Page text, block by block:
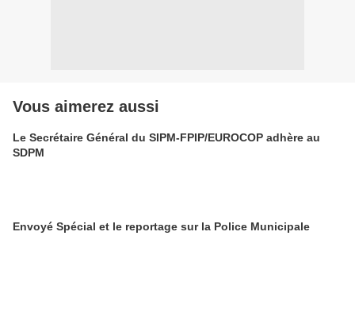
Vous aimerez aussi
Le Secrétaire Général du SIPM-FPIP/EUROCOP adhère au
SDPM
Envoyé Spécial et le reportage sur la Police Municipale